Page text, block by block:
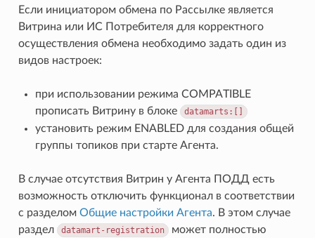
Если инициатором обмена по Рассылке является
Витрина или ИС Потребителя для корректного
осуществления обмена необходимо задать один из
видов настроек:
при использовании режима COMPATIBLE
прописать Витрину в блоке
datamarts:[]
установить режим ENABLED для создания общей
группы топиков при старте Агента.
В случае отсутствия Витрин у Агента ПОДД есть
возможность отключить функционал в соответствии
с разделом Общие настройки Агента. В этом случае
раздел
datamart-registration может полностью